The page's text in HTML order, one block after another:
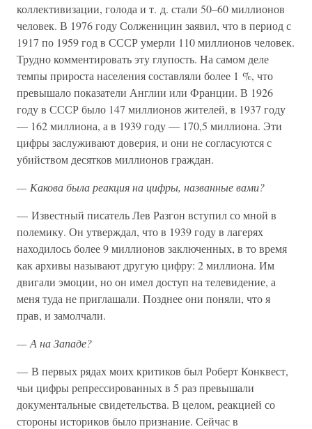
коллективизации, голода и т. д. стали 50–60 миллионов
человек. В 1976 году Солженицин заявил, что в период с
1917 по 1959 год в СССР умерли 110 миллионов человек.
Трудно комментировать эту глупость. На самом деле
темпы прироста населения составляли более 1 %, что
превышало показатели Англии или Франции. В 1926
году в СССР было 147 миллионов жителей, в 1937 году
— 162 миллиона, а в 1939 году — 170,5 миллиона. Эти
цифры заслуживают доверия, и они не согласуются с
убийством десятков миллионов граждан.
— Какова была реакция на цифры, названные вами?
— Известный писатель Лев Разгон вступил со мной в
полемику. Он утверждал, что в 1939 году в лагерях
находилось более 9 миллионов заключенных, в то время
как архивы называют другую цифру: 2 миллиона. Им
двигали эмоции, но он имел доступ на телевидение, а
меня туда не приглашали. Позднее они поняли, что я
прав, и замолчали.
— А на Западе?
— В первых рядах моих критиков был Роберт Конквест,
чьи цифры репрессированных в 5 раз превышали
документальные свидетельства. В целом, реакцией со
стороны историков было признание. Сейчас в